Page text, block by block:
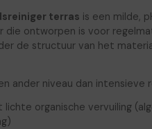
terras is een milde,
die ontworpen is voor
de structuur van het
ander niveau dan intensieve
lichte organische vervuiling